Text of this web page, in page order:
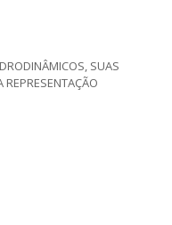
SUAS
REPRESENTAÇÃO